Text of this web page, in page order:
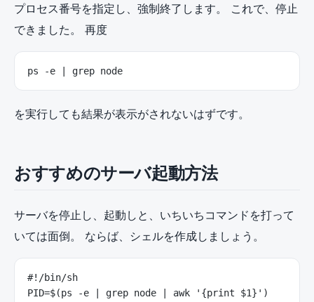
プロセス番号を指定し、強制終了します。 これで、停止
できました。 再度
ps -e | grep node
を実行しても結果が表示がされないはずです。
おすすめのサーバ起動方法
サーバを停止し、起動しと、いちいちコマンドを打って
いては面倒。 ならば、シェルを作成しましょう。
#!/bin/sh
PID=$(ps -e | grep node | awk '{print $1}')